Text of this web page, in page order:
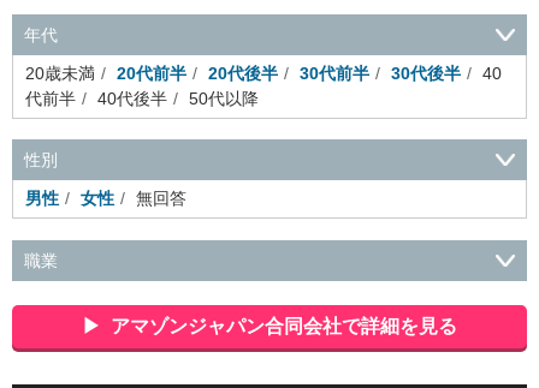
年代
20歳未満
20代前半 20代後半 30代前半 30代後半
40
代前半
40代後半 50代以降
性別
男性
女性 無回答
職業
ポーツ関連
広告・マスコミ
接客・小売・流通・外食・食
品
アミューズメント・エンターテイメント・ゲーム関連
美
アマゾンジャパン合同会社で詳細を見る